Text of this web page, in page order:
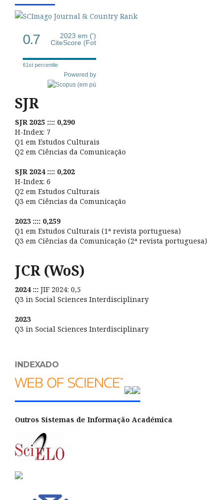
0.7
2023 em (')
CiteScore (Fot
61st percentile
Powered by
SJR
SJR 2025 :::: 0,290
H-Index: 7
Q1 em Estudos Culturais
Q2 em Ciências da Comunicação
SJR 2024 :::: 0,202
H-Index: 6
Q2 em Estudos Culturais
Q3 em Ciências da Comunicação
2023 :::: 0,259
Q1 em Estudos Culturais (1ª revista portuguesa)
Q3 em Ciências da Comunicação (2ª revista portuguesa)
JCR (WoS)
2024 ::: JIF 2024: 0,5
Q3 in Social Sciences Interdisciplinary
2023
Q3 in Social Sciences Interdisciplinary
INDEXADO
Outros Sistemas de Informação Académica